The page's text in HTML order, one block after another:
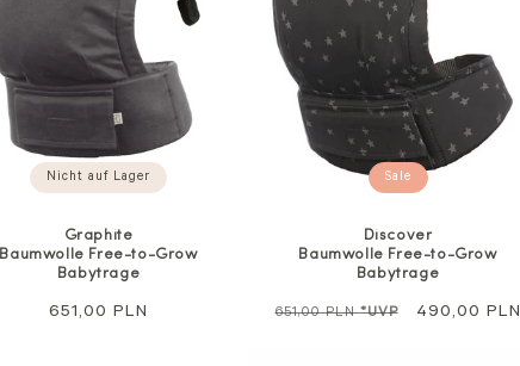
Nicht auf Lager
Graphite
Baumwolle Free-to-Grow
Babytrage
Regulärer
651,00 PLN
Sale
Discover
Baumwolle Free-to-Grow
Babytrage
Regulärer
651,00 PLN*UVP Sale
490,00 PLN